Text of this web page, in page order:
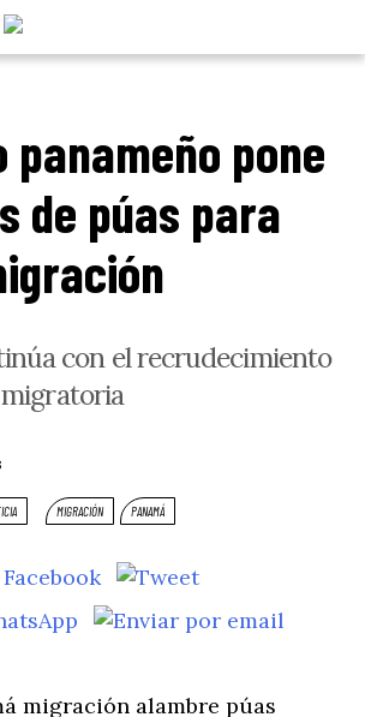
panameño pone
de púas para
con el recrudecimiento
MIGRACIÓN PANAMÁ